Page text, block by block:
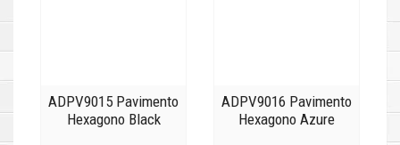
ADPV9015 Pavimento
Hexagono Black
ADPV9016 Pavimento
Hexagono Azure